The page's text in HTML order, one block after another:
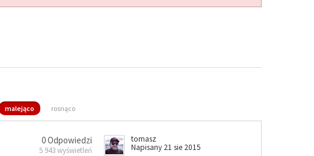
malejąco rosnąco
0 Odpowiedzi
5 943 wyświetleń
tomasz
Napisany 21 sie 2015